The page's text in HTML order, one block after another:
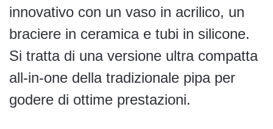
innovativo con un vaso in acrilico, un
braciere in ceramica e tubi in silicone.
Si tratta di una versione ultra compatta
all-in-one della tradizionale pipa per
godere di ottime prestazioni.